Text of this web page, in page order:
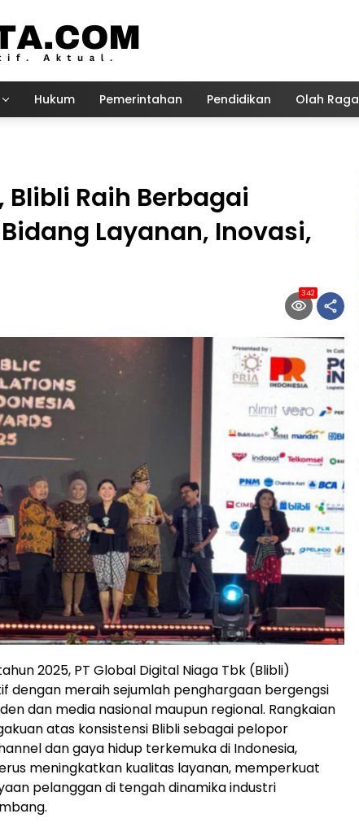
Hukum Pemerintahan Pendidikan Olah Raga
Raih Berbagai
Layanan, Inovasi,
342
2025, PT Global Digital Niaga Tbk (Blibli)
dengan meraih sejumlah penghargaan bergengsi
dan media nasional maupun regional. Rangkaian
atas konsistensi Blibli sebagai pelopor
dan gaya hidup terkemuka di Indonesia,
meningkatkan kualitas layanan, memperkuat
pelanggan di tengah dinamika industri